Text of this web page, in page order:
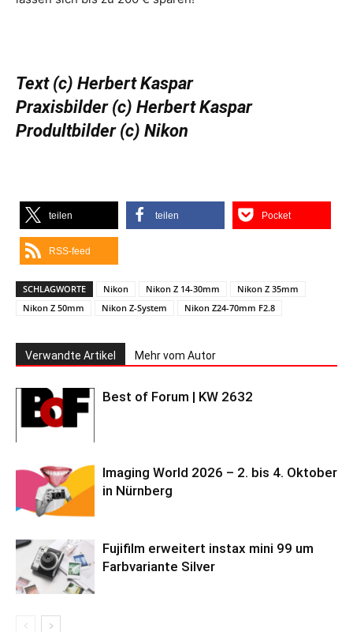
Text (c) Herbert Kaspar
Praxisbilder (c) Herbert Kaspar
Produltbilder (c) Nikon
teilen teilen Pocket
RSS-feed
SCHLAGWORTE Nikon Nikon Z 14-30mm
Nikon Z 35mm
Nikon Z 50mm
Nikon Z-System Nikon Z24-70mm F2.8
Verwandte Artikel Mehr vom Autor
Best of Forum | KW 2632
Imaging World 2026 – 2. bis 4. Oktober
in Nürnberg
Fujifilm erweitert instax mini 99 um
Farbvariante Silver